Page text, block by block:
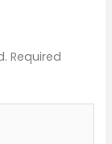
Required